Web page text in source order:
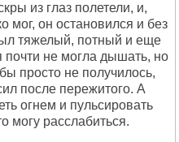
из глаз полетели, и,
мог, он остановился и без
тяжелый, потный и еще
почти не могла дышать, но
просто не получилось,
после пережитого. А
огнем и пульсировать
могу расслабиться.